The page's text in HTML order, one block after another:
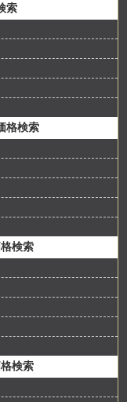
索
格検索
検索
検索